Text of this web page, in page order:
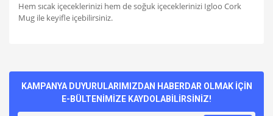
Hem sıcak içeceklerinizi hem de soğuk içeceklerinizi Igloo Cork
Mug ile keyifle içebilirsiniz.
Yorum Yaz
kullanarak tarafımıza iletebilirsiniz.
Görüş ve önerileriniz için teşekkür ederiz.
KAMPANYA DUYURULARIMIZDAN HABERDAR OLMAK İÇİN
E-BÜLTENİMİZE KAYDOLABİLİRSİNİZ!